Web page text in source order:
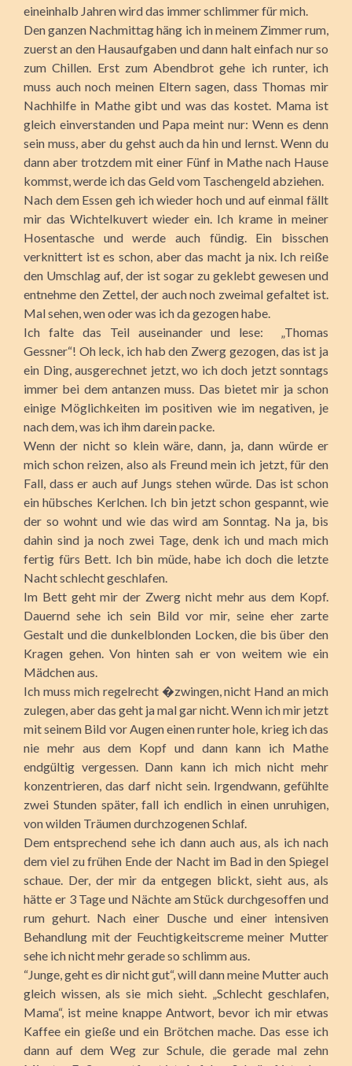
eineinhalb Jahren wird das immer schlimmer für mich.
Den ganzen Nachmittag häng ich in meinem Zimmer rum,
zuerst an den Hausaufgaben und dann halt einfach nur so
zum Chillen. Erst zum Abendbrot gehe ich runter, ich
muss auch noch meinen Eltern sagen, dass Thomas mir
Nachhilfe in Mathe gibt und was das kostet. Mama ist
gleich einverstanden und Papa meint nur: Wenn es denn
sein muss, aber du gehst auch da hin und lernst. Wenn du
dann aber trotzdem mit einer Fünf in Mathe nach Hause
kommst, werde ich das Geld vom Taschengeld abziehen.
Nach dem Essen geh ich wieder hoch und auf einmal fällt
mir das Wichtelkuvert wieder ein. Ich krame in meiner
Hosentasche und werde auch fündig. Ein bisschen
verknittert ist es schon, aber das macht ja nix. Ich reiße
den Umschlag auf, der ist sogar zu geklebt gewesen und
entnehme den Zettel, der auch noch zweimal gefaltet ist.
Mal sehen, wen oder was ich da gezogen habe.
Ich falte das Teil auseinander und lese: „Thomas
Gessner“! Oh leck, ich hab den Zwerg gezogen, das ist ja
ein Ding, ausgerechnet jetzt, wo ich doch jetzt sonntags
immer bei dem antanzen muss. Das bietet mir ja schon
einige Möglichkeiten im positiven wie im negativen, je
nach dem, was ich ihm darein packe.
Wenn der nicht so klein wäre, dann, ja, dann würde er
mich schon reizen, also als Freund mein ich jetzt, für den
Fall, dass er auch auf Jungs stehen würde. Das ist schon
ein hübsches Kerlchen. Ich bin jetzt schon gespannt, wie
der so wohnt und wie das wird am Sonntag. Na ja, bis
dahin sind ja noch zwei Tage, denk ich und mach mich
fertig fürs Bett. Ich bin müde, habe ich doch die letzte
Nacht schlecht geschlafen.
Im Bett geht mir der Zwerg nicht mehr aus dem Kopf.
Dauernd sehe ich sein Bild vor mir, seine eher zarte
Gestalt und die dunkelblonden Locken, die bis über den
Kragen gehen. Von hinten sah er von weitem wie ein
Mädchen aus.
Ich muss mich regelrecht �zwingen, nicht Hand an mich
zulegen, aber das geht ja mal gar nicht. Wenn ich mir jetzt
mit seinem Bild vor Augen einen runter hole, krieg ich das
nie mehr aus dem Kopf und dann kann ich Mathe
endgültig vergessen. Dann kann ich mich nicht mehr
konzentrieren, das darf nicht sein. Irgendwann, gefühlte
zwei Stunden später, fall ich endlich in einen unruhigen,
von wilden Träumen durchzogenen Schlaf.
Dem entsprechend sehe ich dann auch aus, als ich nach
dem viel zu frühen Ende der Nacht im Bad in den Spiegel
schaue. Der, der mir da entgegen blickt, sieht aus, als
hätte er 3 Tage und Nächte am Stück durchgesoffen und
rum gehurt. Nach einer Dusche und einer intensiven
Behandlung mit der Feuchtigkeitscreme meiner Mutter
sehe ich nicht mehr gerade so schlimm aus.
“Junge, geht es dir nicht gut“, will dann meine Mutter auch
gleich wissen, als sie mich sieht. „Schlecht geschlafen,
Mama“, ist meine knappe Antwort, bevor ich mir etwas
Kaffee ein gieße und ein Brötchen mache. Das esse ich
dann auf dem Weg zur Schule, die gerade mal zehn